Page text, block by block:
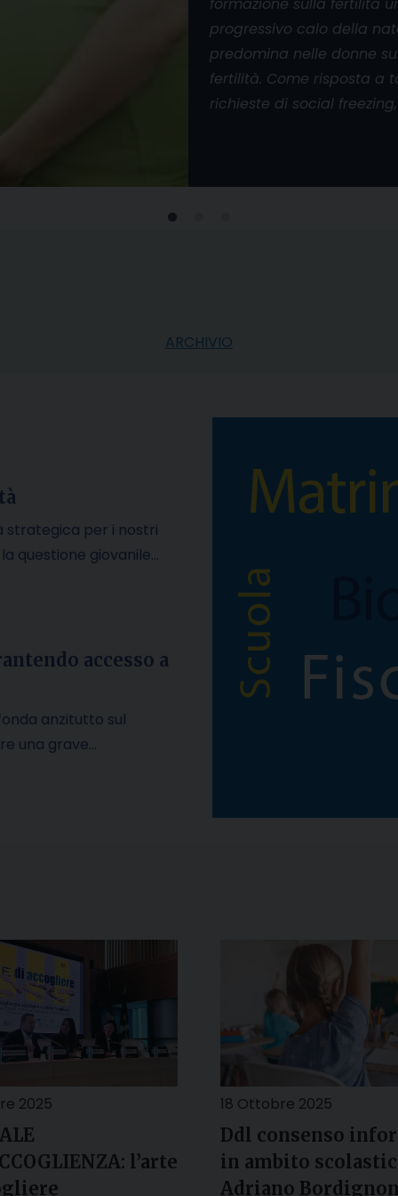
formazione sulla fertilità
progressivo calo della
predomina nelle donne
fertilità. Come risposta a
richieste di social
ARCHIVIO
strategica per i nostri
questione giovanile…
accesso a
anzitutto sul
una grave…
2025
l’arte
18 Ottobre 2025
Ddl consenso
in ambito
Adriano